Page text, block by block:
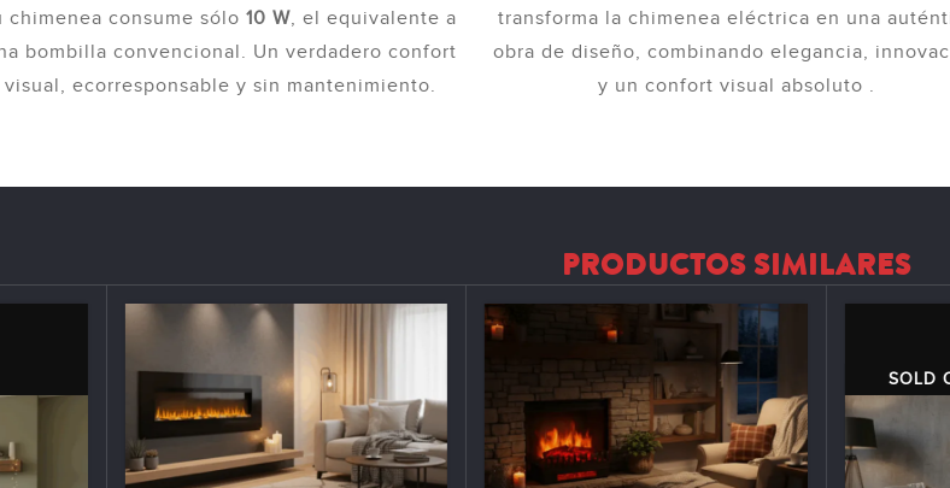
chimenea consume sólo10 W, el equivalente a
bombilla convencional. Un verdadero confort
visual, ecorresponsable y sin mantenimiento.
transforma la chimenea eléctrica en una
obra de diseño, combinando elegancia,
y un confort visual absoluto .
PRODUCTOS SIMILARES
SOLD